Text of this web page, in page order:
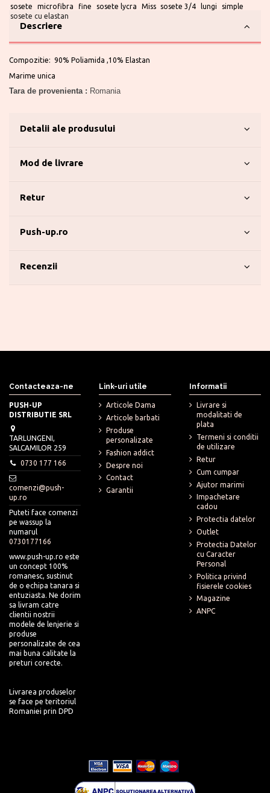
sosete microfibra fine sosete lycra Miss sosete 3/4 lungi
simple
sosete cu elastan
Descriere
Compozitie: 90% Poliamida ,10% Elastan
Marime unica
Tara de provenienta : Romania
Detalii ale produsului
Mod de livrare
Retur
Push-up.ro
Recenzii
Contacteaza-ne
PUSH-UP
DISTRIBUTIE SRL
TARLUNGENI,
SALCAMILOR 259
0730 177 166
comenzi@push-
up.ro
Puteti face comenzi
pe wassup la
numarul
0730177166
www.push-up.ro este
un concept 100%
romanesc, sustinut
de o echipa tanara si
entuziasta. Ne dorim
sa livram catre
clientii nostrii
modele de lenjerie si
produse
personalizate de cea
mai buna calitate la
preturi corecte.
Livrarea produselor
se face pe teritoriul
Romaniei prin DPD
Link-uri utile
Articole Dama
Articole barbati
Produse
personalizate
Fashion addict
Despre noi
Contact
Garantii
Informatii
Livrare si
modalitati de
plata
Termeni si conditii
de utilizare
Retur
Cum cumpar
Ajutor marimi
Impachetare
cadou
Protectia datelor
Outlet
Protectia Datelor
cu Caracter
Personal
Politica privind
fisierele cookies
Magazine
ANPC